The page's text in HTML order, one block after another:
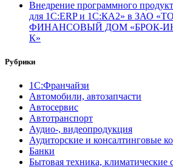
Внедрение программного
для 1С:ERP и 1С:КА2» в ЗАО
ФИНАНСОВЫЙ ДОМ «БРОК-
К»
Рубрики
1С:Франчайзи
Автомобили, автозапчасти
Автосервис
Автотранспорт
Аудио-, видеопродукция
Аудиторские и консалтинговые
Банки
Бытовая техника, климатические